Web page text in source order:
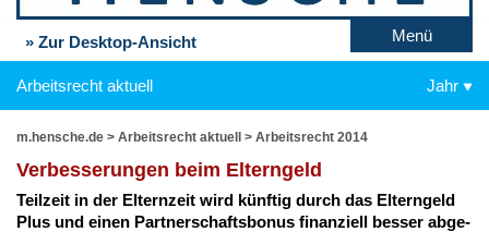
» Zur Desktop-Ansicht Menü
Arbeitsrecht aktuell Jahr
m.hensche.de > Arbeitsrecht aktuell > Arbeitsrecht 2014
Ver­bes­se­run­gen beim El­tern­geld
Teil­zeit in der El­tern­zeit wird künf­tig durch das El­tern­geld
Plus und ei­nen Part­ner­schafts­bo­nus fi­nan­zi­ell bes­ser ab­ge­